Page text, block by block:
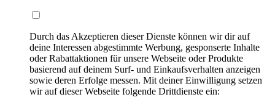
Durch das Akzeptieren dieser Dienste können wir dir auf
deine Interessen abgestimmte Werbung, gesponserte Inhalte
oder Rabattaktionen für unsere Webseite oder Produkte
basierend auf deinem Surf- und Einkaufsverhalten anzeigen
sowie deren Erfolge messen. Mit deiner Einwilligung setzen
wir auf dieser Webseite folgende Drittdienste ein: